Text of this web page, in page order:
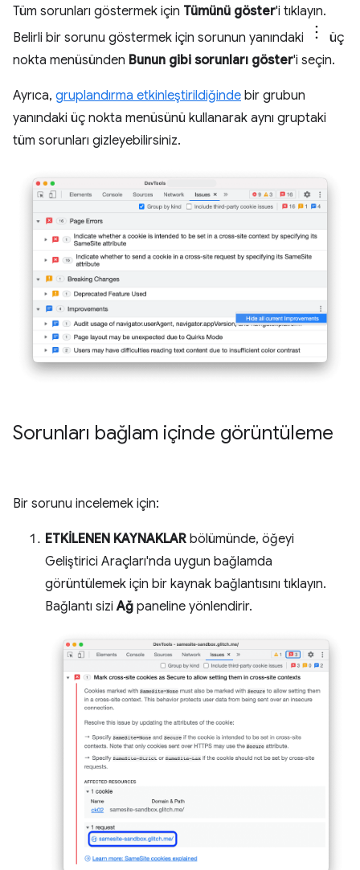
Tüm sorunları göstermek için Tümünü göster'i tıklayın.
Belirli bir sorunu göstermek için sorunun yanındaki
üç
nokta menüsünden Bunun gibi sorunları göster'i seçin.
Ayrıca, gruplandırma etkinleştirildiğinde bir grubun
yanındaki üç nokta menüsünü kullanarak aynı gruptaki
tüm sorunları gizleyebilirsiniz.
Sorunları bağlam içinde görüntüleme
Bir sorunu incelemek için:
ETKİLENEN KAYNAKLAR bölümünde, öğeyi
Geliştirici Araçları'nda uygun bağlamda
görüntülemek için bir kaynak bağlantısını tıklayın.
Bağlantı siziAğ paneline yönlendirir.